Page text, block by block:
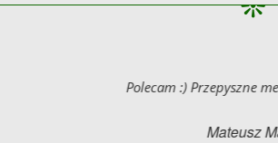
Polecam :) Przepyszne
Mateusz